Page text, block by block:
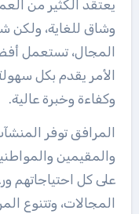
يعتقد الكثير من
وشاق للغاية،
المجال، تستعمل
الأمر يقدم بكل
وكفاءة وخبرة عالية.
المرافق توفر
والمقيمين
على كل احتياجاتهم
المجالات، وتتنوع